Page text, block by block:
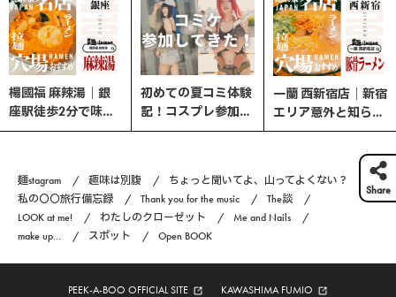
楊國福 麻辣湯｜銀
座駅徒歩2分で味わ
う、選べる楽しさ×
初めての夏コミ体験
記！コスプレ参加の
流れと熱中症対策ま
一蘭 西新宿店｜新宿
エリア意外と知らな
い、ここが穴場！
麺stagram 趣味は別腹
ちょっと聞いてよ、山ってよくない？
私の〇〇旅行備忘録
Thank you for the music
The談
LOOK at me!
わたしのクローゼット
Me and Nails
make up...
スポット Open BOOK
Share
PEEK-A-BOO OFFICIAL SITE KAWASHIMA FUMIO